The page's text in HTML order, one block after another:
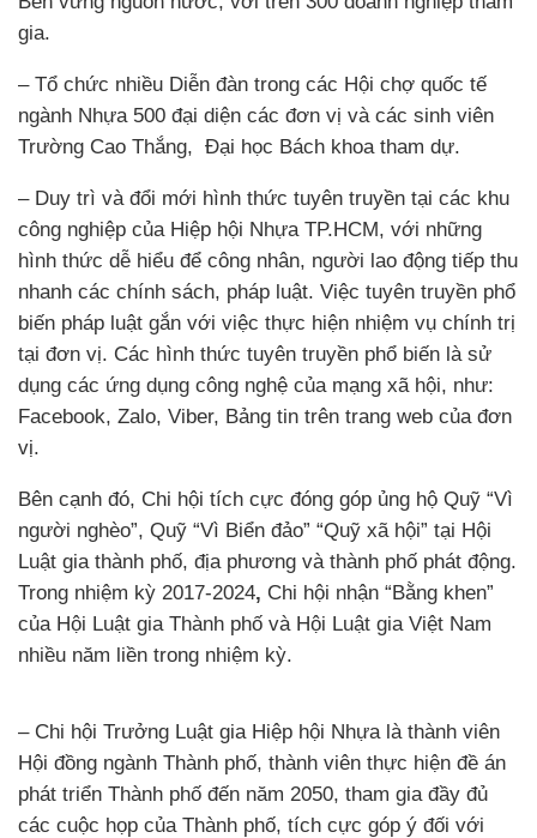
gia.
– Tổ chức nhiều Diễn đàn trong các Hội chợ quốc tế
ngành Nhựa 500 đại diện các đơn vị và các sinh viên
Trường Cao Thắng, Đại học Bách khoa tham dự.
– Duy trì và đổi mới hình thức tuyên truyền tại các khu
công nghiệp của Hiệp hội Nhựa TP.HCM, với những
hình thức dễ hiểu để công nhân, người lao động tiếp thu
nhanh các chính sách, pháp luật. Việc tuyên truyền phổ
biến pháp luật gắn với việc thực hiện nhiệm vụ chính trị
tại đơn vị. Các hình thức tuyên truyền phổ biến là sử
dụng các ứng dụng công nghệ của mạng xã hội, như:
Facebook, Zalo, Viber, Bảng tin trên trang web của đơn
vị.
Bên cạnh đó, Chi hội tích cực đóng góp ủng hộ Quỹ “Vì
người nghèo”, Quỹ “Vì Biển đảo” “Quỹ xã hội” tại Hội
Luật gia thành phố, địa phương và thành phố phát động.
Trong nhiệm kỳ 2017-2024, Chi hội nhận “Bằng khen”
của Hội Luật gia Thành phố và Hội Luật gia Việt Nam
nhiều năm liền trong nhiệm kỳ.
– Chi hội Trưởng Luật gia Hiệp hội Nhựa là thành viên
Hội đồng ngành Thành phố, thành viên thực hiện đề án
phát triển Thành phố đến năm 2050, tham gia đầy đủ
các cuộc họp của Thành phố, tích cực góp ý đối với